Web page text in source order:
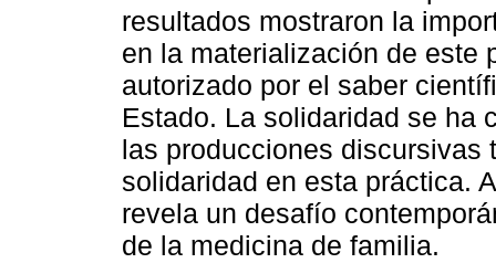
resultados mostraron la
en la materialización de este
autorizado por el saber
Estado. La solidaridad se ha
las producciones discursivas
solidaridad en esta práctica.
revela un desafío
de la medicina de familia.